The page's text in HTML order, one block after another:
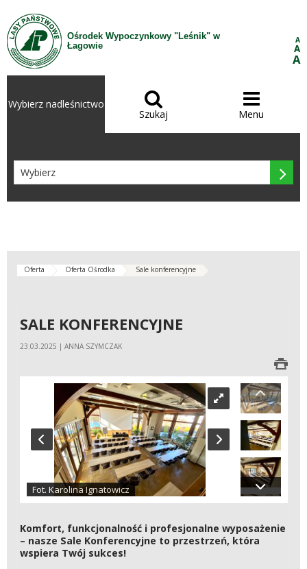
Przejdź do treści
Ośrodek Wypoczynkowy "Leśnik" w
Łagowie
A
A
A
Wybierz nadleśnictwo 
Szukaj

Menu

Oferta Oferta Ośrodka Sale konferencyjne
SALE KONFERENCYJNE
23.03.2025 | ANNA SZYMCZAK
Fot. Karolina Ignatowicz
Komfort, funkcjonalność i profesjonalne wyposażenie
– nasze Sale Konferencyjne to przestrzeń, która
wspiera Twój sukces!